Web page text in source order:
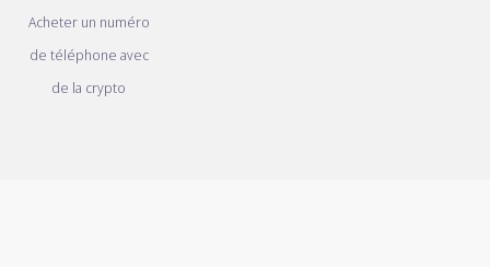
Acheter un numéro
de téléphone avec
de la crypto